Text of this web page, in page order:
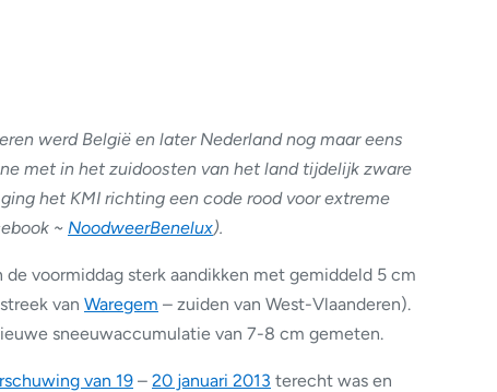
werd België en later Nederland nog maar eens
met in het zuidoosten van het land tijdelijk zware
het KMI richting een code rood voor extreme
~ NoodweerBenelux).
voormiddag sterk aandikken met gemiddeld 5 cm
van Waregem – zuiden van West-Vlaanderen).
sneeuwaccumulatie van 7-8 cm gemeten.
van 19 – 20 januari 2013 terecht was en